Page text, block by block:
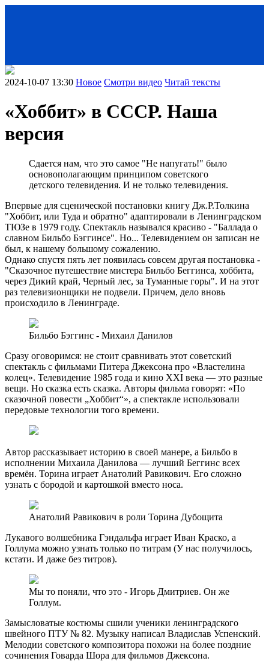
< Назад
2024-10-07 13:30 Новое Смотри видео Читай тексты
«Хоббит» в СССР. Наша
версия
Сдается нам, что это самое "Не напугать!" было
основополагающим принципом советского
детского телевидения. И не только телевидения.
Впервые для сценической постановки книгу Дж.Р.Толкина
"Хоббит, или Туда и обратно" адаптировали в Ленинградском
ТЮЗе в 1979 году. Спектакль назывался красиво - "Баллада о
славном Бильбо Бэггинсе". Но... Телевидением он записан не
был, к нашему большому сожалению.
Однако спустя пять лет появилась совсем другая постановка -
"Сказочное путешествие мистера Бильбо Беггинса, хоббита,
через Дикий край, Черный лес, за Туманные горы". И на этот
раз телевизионщики не подвели. Причем, дело вновь
происходило в Ленинграде.
Бильбо Бэггинс - Михаил Данилов
Сразу оговоримся: не стоит сравнивать этот советский
спектакль с фильмами Питера Джексона про «Властелина
колец». Телевидение 1985 года и кино XXI века — это разные
вещи. Но сказка есть сказка. Авторы фильма говорят: «По
сказочной повести „Хоббит“», а спектакле использовали
передовые технологии того времени.
Автор рассказывает историю в своей манере, а Бильбо в
исполнении Михаила Данилова — лучший Беггинс всех
времён. Торина играет Анатолий Равикович. Его сложно
узнать с бородой и картошкой вместо носа.
Анатолий Равикович в роли Торина Дубощита
Лукавого волшебника Гэндальфа играет Иван Краско, а
Голлума можно узнать только по титрам (У нас получилось,
кстати. И даже без титров).
Мы то поняли, что это - Игорь Дмитриев. Он же
Голлум.
Замысловатые костюмы сшили ученики ленинградского
швейного ПТУ № 82. Музыку написал Владислав Успенский.
Мелодии советского композитора похожи на более поздние
сочинения Говарда Шора для фильмов Джексона.